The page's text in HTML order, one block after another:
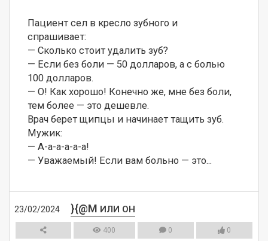
Пациент сел в кресло зубного и
спрашивает:
— Сколько стоит удалить зуб?
— Если без боли — 50 долларов, а с болью
100 долларов.
— О! Как хорошо! Конечно же, мне без боли,
тем более — это дешевле.
Врач берет щипцы и начинает тащить зуб.
Мужик:
— А-а-а-а-а-а!
— Уважаемый! Если вам больно — это...
23/02/2024 }{@M ИЛИ ОН
400 0 0